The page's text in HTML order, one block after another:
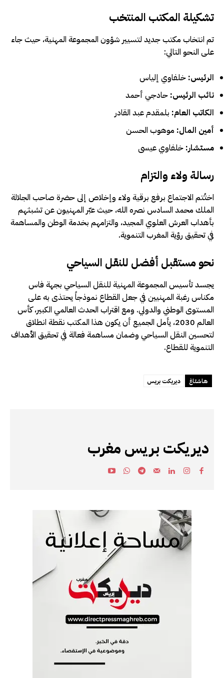
تشكيلة المكتب المنتخب
تم انتخاب مكتب جديد لتسيير شؤون المجموعة المهنية، حيث جاء
على النحو التالي:
الرئيس: خلفاوي إلياس
نائب الرئيس: حادجي أحمد
الكاتب العام: بلمقدم عبد القادر
أمين المال: موهوب الحسن
مستشار: خلفاوي عيسى
رسالة ولاء والتزام
اختُتم الاجتماع برفع برقية ولاء وإخلاص إلى حضرة صاحب الجلالة
الملك محمد السادس نصره الله، حيث عبّر المهنيون عن تشبثهم
بأهداب العرش العلوي المجيد، والتزامهم بخدمة الوطن والمساهمة
في تحقيق رؤية المغرب التنموية.
نحو مستقبل أفضل للنقل السياحي
يجسد تأسيس المجموعة المهنية للنقل السياحي بجهة فاس
مكناس رغبة المهنيين في جعل القطاع نموذجاً يحتذى به على
المستوى الوطني والدولي. ومع اقتراب الحدث العالمي الكبير، كأس
العالم 2030، يأمل الجميع أن يكون هذا المكتب نقطة انطلاق
لتحسين النقل السياحي وضمان مساهمة فعالة في تحقيق الأهداف
التنموية للقطاع.
هاشتاغ ديريكت بريس
ديريكت بريس مغرب